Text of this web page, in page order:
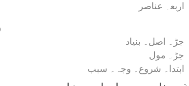
اربعہ عناصر
جڑ۔ اصل۔ بنیاد
جڑ۔ مول
ابتدا۔ شروع۔ وجہ۔ سبب